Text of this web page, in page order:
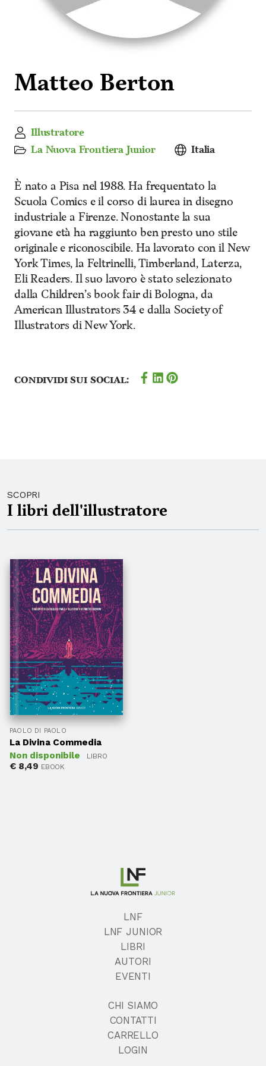
Matteo Berton
Illustratore
La Nuova Frontiera Junior
Italia
È nato a Pisa nel 1988. Ha frequentato la
Scuola Comics e il corso di laurea in disegno
industriale a Firenze. Nonostante la sua
giovane età ha raggiunto ben presto uno stile
originale e riconoscibile. Ha lavorato con il New
York Times, la Feltrinelli, Timberland, Laterza,
Eli Readers. Il suo lavoro è stato selezionato
dalla Children’s book fair di Bologna, da
American Illustrators 34 e dalla Society of
Illustrators di New York.
Condividi sui social:
SCOPRI
I libri dell'illustratore
PAOLO DI PAOLO
La Divina Commedia
Non disponibile
LIBRO
€8,49 EBOOK
LNF
LNF JUNIOR
LIBRI
AUTORI
EVENTI
CHI SIAMO
CONTATTI
CARRELLO
LOGIN